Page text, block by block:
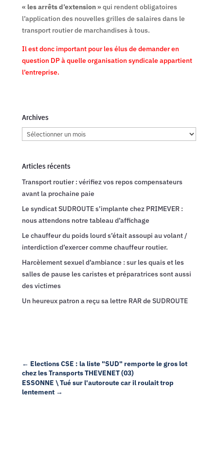
« les arrêts d’extension »qui rendent obligatoires
l’application des nouvelles grilles de salaires dans le
transport routier de marchandises à tous.
Il est donc important pour les élus de demander en
question DP à quelle organisation syndicale appartient
l’entreprise.
Archives
Archives
Articles récents
Transport routier : vérifiez vos repos compensateurs
avant la prochaine paie
Le syndicat SUDROUTE s’implante chez PRIMEVER :
nous attendons notre tableau d’affichage
Le chauffeur du poids lourd s’était assoupi au volant /
interdiction d’exercer comme chauffeur routier.
Harcèlement sexuel d’ambiance : sur les quais et les
salles de pause les caristes et préparatrices sont aussi
des victimes
Un heureux patron a reçu sa lettre RAR de SUDROUTE
← Elections CSE : la liste "SUD" remporte le gros lot
chez les Transports THEVENET (03)
ESSONNE \ Tué sur l'autoroute car il roulait trop
lentement→